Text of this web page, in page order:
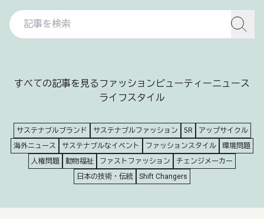
すべての記事を見る ファッションビューティーニュース
ライフスタイル
サステナブルブランド サステナブルファッション 5R
アップサイクル
海外ニュース
サステナブルなイベント ファッションスタイル
環境問題
人権問題
動物福祉 ファストファッション
チェンジメーカー
日本の技術・伝統
Shift Changers